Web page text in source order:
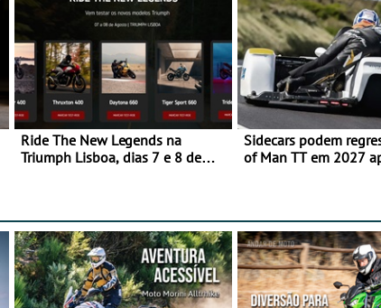
Ride The New Legends na
Triumph Lisboa, dias 7 e 8 de
Sidecars podem
of Man TT em 2027